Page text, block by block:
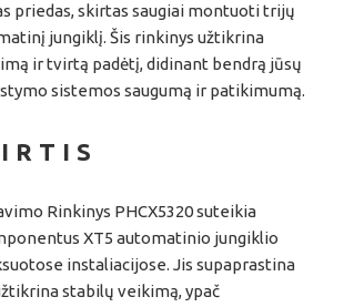
priedas, skirtas saugiai montuoti trijų
jungiklį. Šis rinkinys užtikrina
ir tvirtą padėtį, didinant bendrą jūsų
sistemos saugumą ir patikimumą.
Rinkinys PHCX5320 suteikia
XT5 automatinio jungiklio
instaliacijose. Jis supaprastina
stabilų veikimą, ypač